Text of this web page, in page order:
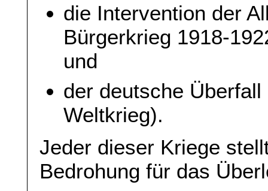
die Intervention der
Bürgerkrieg 1918-
und
der deutsche
Weltkrieg).
Jeder dieser Kriege
Bedrohung für das